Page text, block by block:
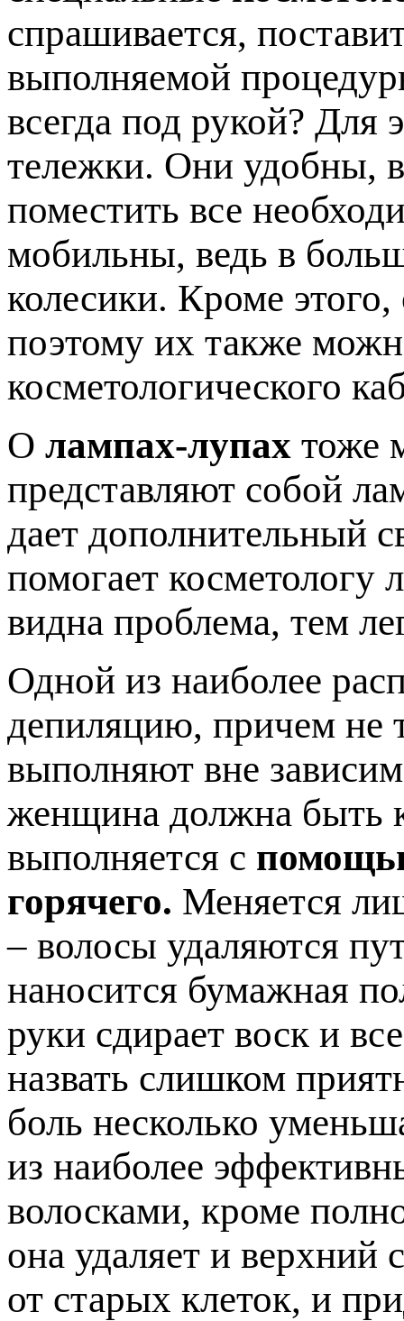
спрашивается,
выполняемой
всегда под рукой? Для
тележки. Они удобны,
поместить все
мобильны, ведь в
колесики. Кроме
поэтому их также
косметологического
О лампах-лупах тоже
представляют собой
дает дополнительный
помогает косметологу
видна проблема, тем
Одной из наиболее
депиляцию, причем не
выполняют вне
женщина должна быть
выполняется с
горячего. Меняется
– волосы удаляются
наносится бумажная
руки сдирает воск и
назвать слишком
боль несколько
из наиболее
волосками, кроме
она удаляет и верхний
от старых клеток, и